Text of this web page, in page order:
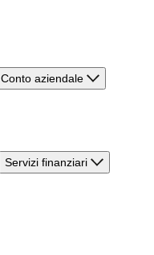
Conto aziendale
Servizi finanziari